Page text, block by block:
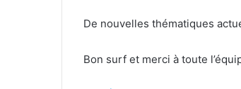
De nouvelles thématiques
Bon surf et merci à toute